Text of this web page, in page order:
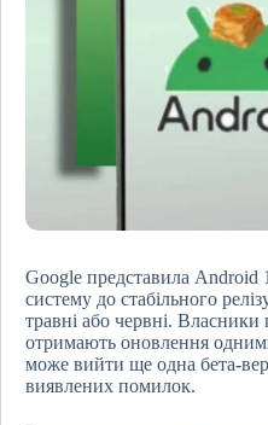
Google представила Android
систему до стабільного
травні або червні. Власники
отримають оновлення
може вийти ще одна бета-
виявлених помилок.